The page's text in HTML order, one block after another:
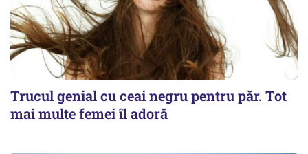
Trucul genial cu ceai negru pentru păr. Tot
mai multe femei îl adoră